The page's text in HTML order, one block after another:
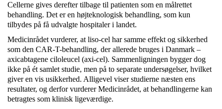
Cellerne gives derefter tilbage til patienten som en målrettet
behandling. Det er en højteknologisk behandling, som kun
tilbydes på få udvalgte hospitaler i landet.
Medicinrådet vurderer, at liso-cel har samme effekt og sikkerhed
som den CAR-T-behandling, der allerede bruges i Danmark –
axicabtagene ciloleucel (axi-cel). Sammenligningen bygger dog
ikke på ét samlet studie, men på to separate undersøgelser, hvilket
giver en vis usikkerhed. Alligevel viser studierne næsten ens
resultater, og derfor vurderer Medicinrådet, at behandlingerne kan
betragtes som klinisk ligeværdige.